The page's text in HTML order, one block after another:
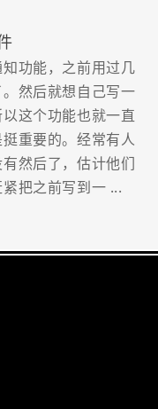
功能，之前用过几
然后就想自己写一
这个功能也就一直
重要的。经常有人
然后了，估计他们
把之前写到一 ...